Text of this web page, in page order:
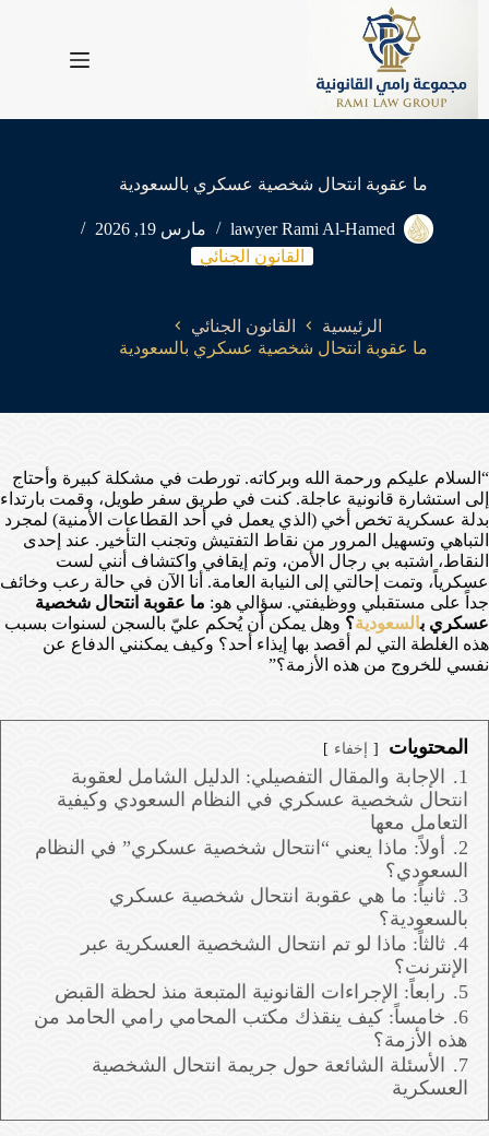
ما عقوبة انتحال شخصية عسكري بالسعودية
lawyer Rami Al-Hamed
مارس 19, 2026
القانون الجنائي
الرئيسية
القانون الجنائي
ما عقوبة انتحال شخصية عسكري بالسعودية
“السلام عليكم ورحمة الله وبركاته. تورطت في مشكلة كبيرة وأحتاج
إلى استشارة قانونية عاجلة. كنت في طريق سفر طويل، وقمت بارتداء
بدلة عسكرية تخص أخي (الذي يعمل في أحد القطاعات الأمنية) لمجرد
التباهي وتسهيل المرور من نقاط التفتيش وتجنب التأخير. عند إحدى
النقاط، اشتبه بي رجال الأمن، وتم إيقافي واكتشاف أنني لست
عسكرياً، وتمت إحالتي إلى النيابة العامة. أنا الآن في حالة رعب وخائف
جداً على مستقبلي ووظيفتي. سؤالي هو: ما عقوبة انتحال شخصية
عسكري بالسعودية؟ وهل يمكن أن يُحكم عليّ بالسجن لسنوات بسبب
هذه الغلطة التي لم أقصد بها إيذاء أحد؟ وكيف يمكنني الدفاع عن
نفسي للخروج من هذه الأزمة؟”
المحتويات إخفاء
1.
الإجابة والمقال التفصيلي: الدليل الشامل لعقوبة
انتحال شخصية عسكري في النظام السعودي وكيفية
التعامل معها
2.
أولاً: ماذا يعني “انتحال شخصية عسكري” في النظام
السعودي؟
3. ثانياً: ما هي عقوبة انتحال شخصية عسكري
بالسعودية؟
4. ثالثاً: ماذا لو تم انتحال الشخصية العسكرية عبر
الإنترنت؟
5.
رابعاً: الإجراءات القانونية المتبعة منذ لحظة القبض
6.
خامساً: كيف ينقذك مكتب المحامي رامي الحامد من
هذه الأزمة؟
7.
الأسئلة الشائعة حول جريمة انتحال الشخصية
العسكرية